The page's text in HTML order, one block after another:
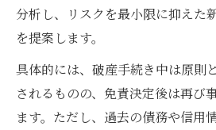
分析し、リスクを最小限に抑えた
を提案します。
具体的には、破産手続き中は原則
されるものの、免責決定後は再び
ます。ただし、過去の債務や信用